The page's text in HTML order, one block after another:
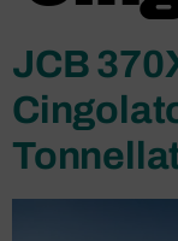
JCB